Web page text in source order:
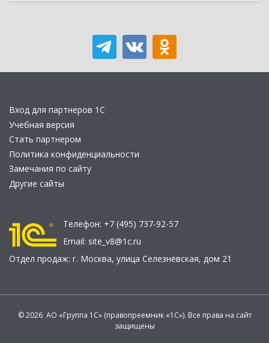
Вход для партнеров 1С
Учебная версия
Стать партнером
Политика конфиденциальности
Замечания по сайту
Другие сайты
Телефон: +7 (495) 737-92-57
Email: site_v8@1c.ru
Отдел продаж: г. Москва, улица Селезнёвская, дом 21
© 2026 АО «Группа 1С» (правопреемник «1С»). Все права на сайт
защищены